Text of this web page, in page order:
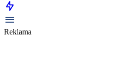
Reklama